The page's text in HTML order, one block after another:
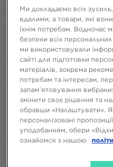
Ми докладаємо всіх
вдалими, а товари, які
їхнім потребам.
безпеки всіх
ми використовували
сайті для підготовки
матеріалів, зокрема
потребам та інтересам,
запам’ятовування
змінити своє рішення та
обравши «Налаштувати».
персоналізовані
уподобанням, обери
ознайомся з нашою